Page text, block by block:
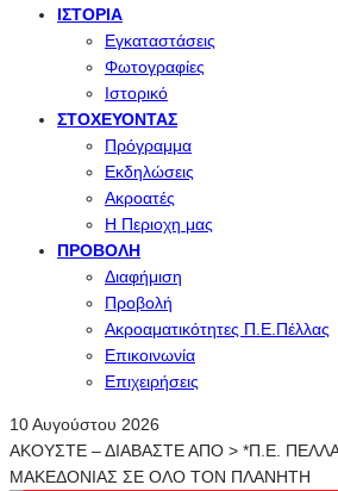
ΙΣΤΟΡΊΑ
Εγκαταστάσεις
Φωτογραφίες
Ιστορικό
ΣΤΟΧΕΎΟΝΤΑΣ
Πρόγραμμα
Εκδηλώσεις
Ακροατές
Η Περιοχη μας
ΠΡΟΒΟΛΉ
Διαφήμιση
Προβολή
Ακροαματικότητες Π.Ε.Πέλλας
Επικοινωνία
Επιχειρήσεις
10 Αυγούστου 2026
ΑΚΟΥΣΤΕ – ΔΙΑΒΑΣΤΕ ΑΠΟ > *Π.Ε.
ΜΑΚΕΔΟΝΙΑΣ ΣΕ ΟΛΟ ΤΟΝ ΠΛΑΝΗΤΗ